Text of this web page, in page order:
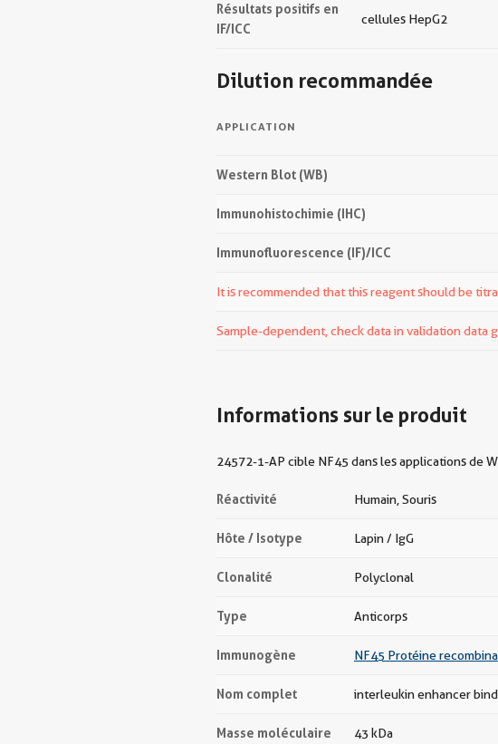
Résultats positifs en
IF/ICC
cellules HepG2
Dilution recommandée
APPLICATION
Western Blot (WB)
Immunohistochimie (IHC)
Immunofluorescence (IF)/ICC
It is recommended that this reagent should be
Sample-dependent, check data in validation data
Informations sur le produit
24572-1-AP cible NF45 dans les applications de
Réactivité Humain, Souris
Hôte / Isotype Lapin / IgG
Clonalité Polyclonal
Type Anticorps
Immunogène NF45 Protéine
Nom complet interleukin enhancer
Masse moléculaire
43 kDa